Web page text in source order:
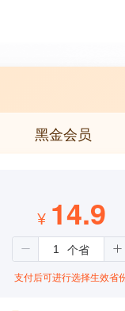
黑金会员
¥ 14.9
支付后可进行选择生效省